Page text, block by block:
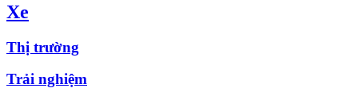
Xe
Thị trường
Trải nghiệm